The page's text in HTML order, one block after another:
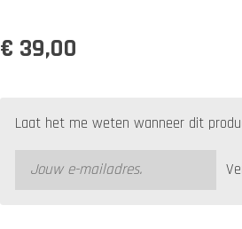
€ 39,00
Laat het me weten wanneer dit